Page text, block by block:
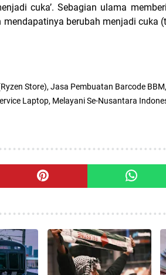
cuka’. Sebagian ulama
berubah menjadi cuka
Store), Jasa Pembuatan Barcode
Laptop, Melayani Se-Nusantara